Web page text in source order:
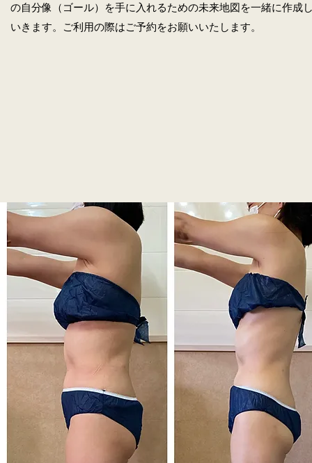
の自分像（ゴール）を手に入れるための未来地図を一緒に作成
いきます。ご利用の際はご予約をお願いいたします。